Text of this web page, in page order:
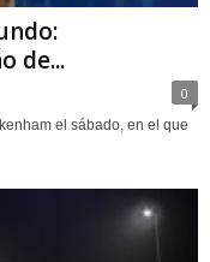
de...
0
el sábado, en el que